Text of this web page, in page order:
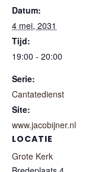
Datum:
4 mei, 2031
Tijd:
19:00 - 20:00
Serie:
Cantatedienst
Site:
www.jacobijner.nl
LOCATIE
Grote Kerk